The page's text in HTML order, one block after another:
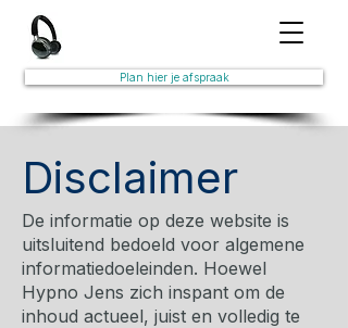
Plan hier je afspraak
Disclaimer
De informatie op deze website is
uitsluitend bedoeld voor algemene
informatiedoeleinden. Hoewel
Hypno Jens zich inspant om de
inhoud actueel, juist en volledig te